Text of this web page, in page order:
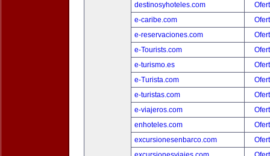
destinosyhoteles.com
e-caribe.com
e-reservaciones.com
e-Tourists.com
e-turismo.es
e-Turista.com
e-turistas.com
e-viajeros.com
enhoteles.com
excursionesenbarco.com